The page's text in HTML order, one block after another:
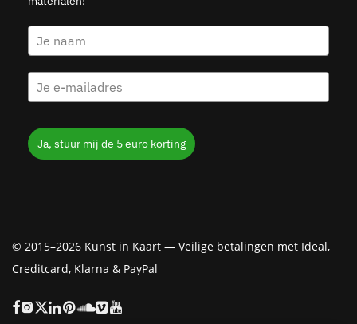
Ja, stuur mij de 5 euro korting
© 2015–2026 Kunst in Kaart — Veilige betalingen met Ideal,
Creditcard, Klarna & PayPal